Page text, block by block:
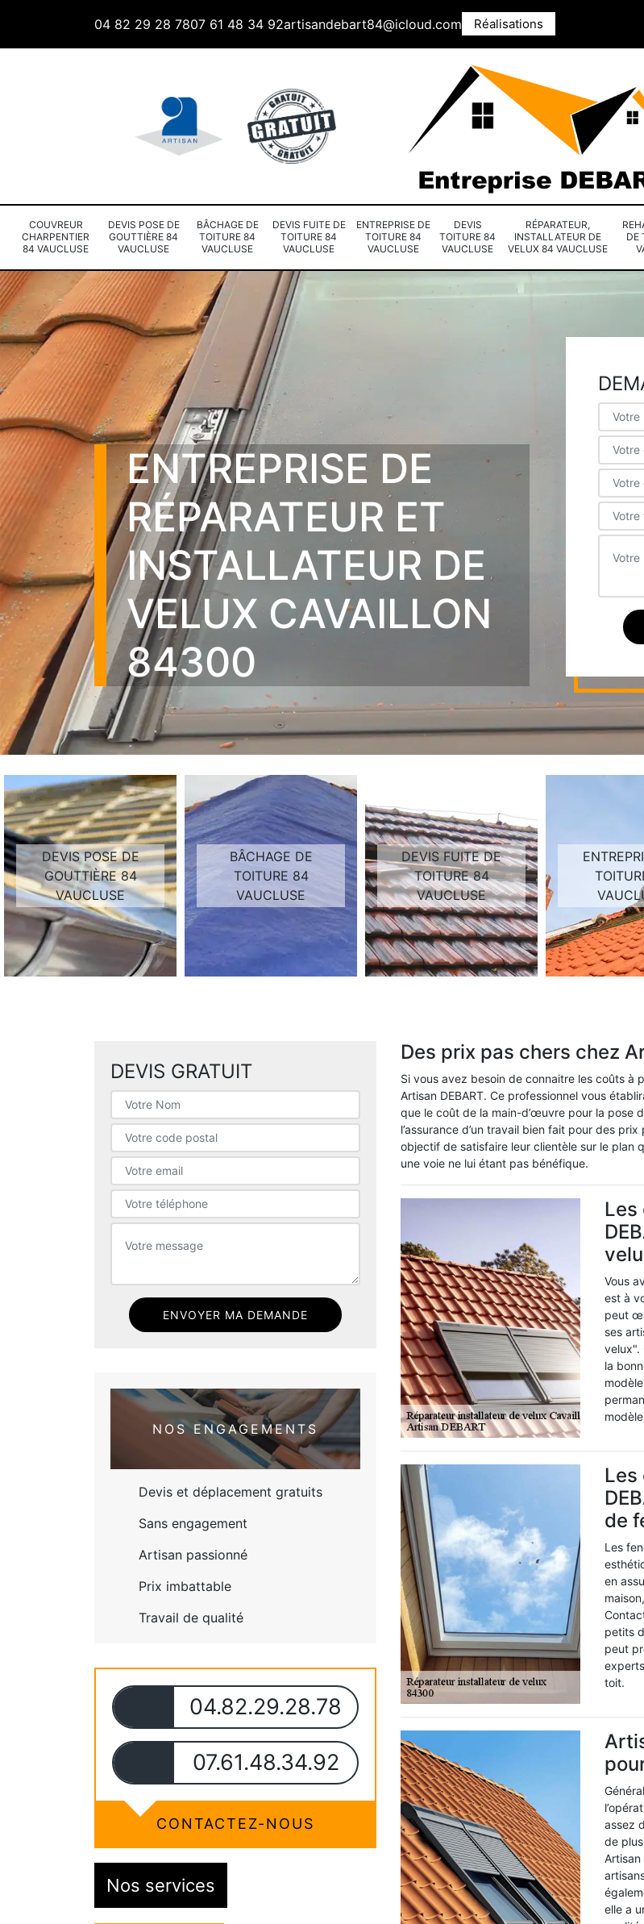
04 82 29 28 7807 61 48 34 92artisandebart84@icloud.com Réalisations
COUVREUR
CHARPENTIER
84 VAUCLUSE
DEVIS POSE DE
GOUTTIÈRE 84
VAUCLUSE
BÂCHAGE DE
TOITURE 84
VAUCLUSE
DEVIS FUITE DE
TOITURE 84
VAUCLUSE
ENTREPRISE DE
TOITURE 84
VAUCLUSE
DEVIS
TOITURE 84
VAUCLUSE
RÉPARATEUR,
INSTALLATEUR DE
VELUX 84 VAUCLUSE
DE
ENTREPRISE DE
RÉPARATEUR ET
INSTALLATEUR DE
VELUX CAVAILLON
84300
DEVIS POSE DE
GOUTTIÈRE 84
VAUCLUSE
BÂCHAGE DE
TOITURE 84
VAUCLUSE
DEVIS FUITE DE
TOITURE 84
VAUCLUSE
TOITURE
DEVIS GRATUIT
NOS ENGAGEMENTS
Devis et déplacement gratuits
Sans engagement
Artisan passionné
Prix imbattable
Travail de qualité
04.82.29.28.78
07.61.48.34.92
CONTACTEZ-NOUS
Nos services
Des prix pas chers chez
Si vous avez besoin de connaitre les coûts à
Artisan DEBART. Ce professionnel vous
que le coût de la main-d’œuvre pour la pose
l’assurance d’un travail bien fait pour des
objectif de satisfaire leur clientèle sur le plan
une voie ne lui étant pas bénéfique.
Vous
est à
peut
ses
velux".
la
de
Les
en
petits
peut
toit.
assez
de
elle a